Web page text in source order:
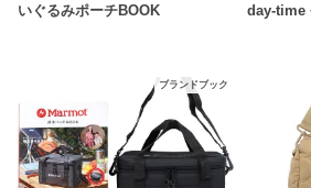
いぐるみポーチBOOK
day-
ブランドブック